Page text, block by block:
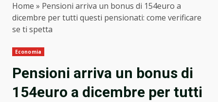
Home » Pensioni arriva un bonus di 154euro a
dicembre per tutti questi pensionati: come verificare
se ti spetta
Economia
Pensioni arriva un bonus di
154euro a dicembre per tutti